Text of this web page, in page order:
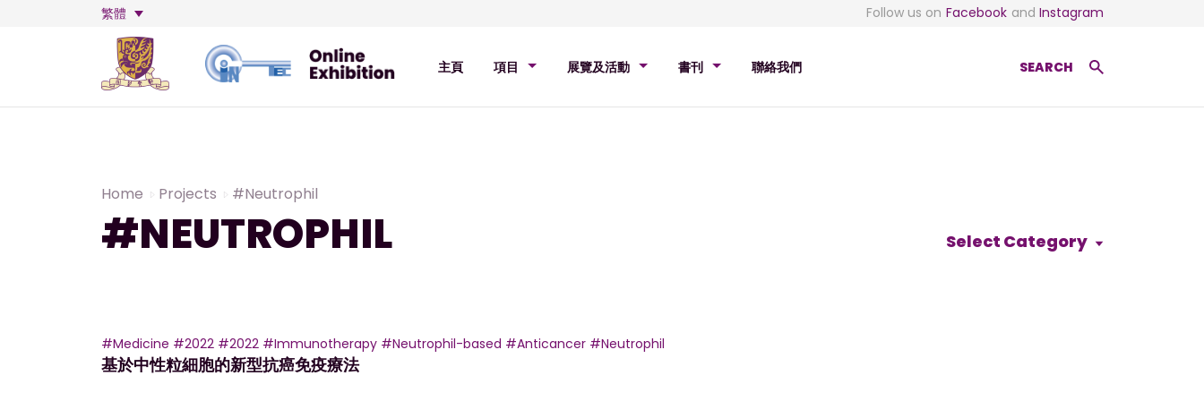
繁體 Follow us on Facebook and Instagram
主頁 項目 展覽及活動 書刊 聯絡我們 SEARCH
Home Projects #Neutrophil
#NEUTROPHIL Select Category
#Medicine #2022 #2022 #Immunotherapy #Neutrophil-based #Anticancer #Neutrophil
基於中性粒細胞的新型抗癌免疫療法